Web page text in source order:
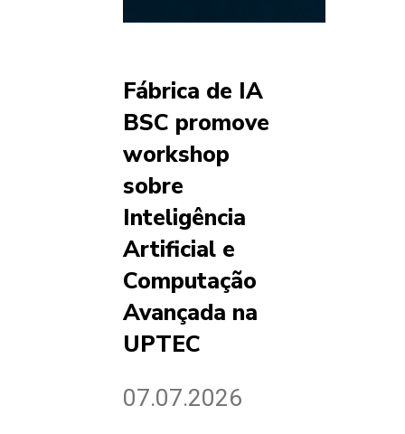
Fábrica de IA
BSC promove
workshop
sobre
Inteligência
Artificial e
Computação
Avançada na
UPTEC
07.07.2026